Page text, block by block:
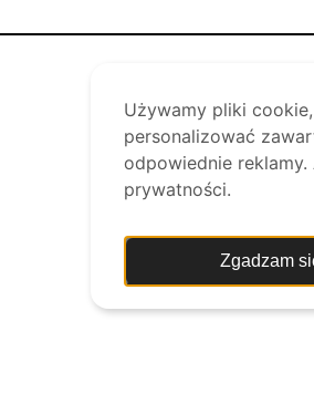
Używamy pliki
personalizować
odpowiednie
prywatności.
Zgadzam